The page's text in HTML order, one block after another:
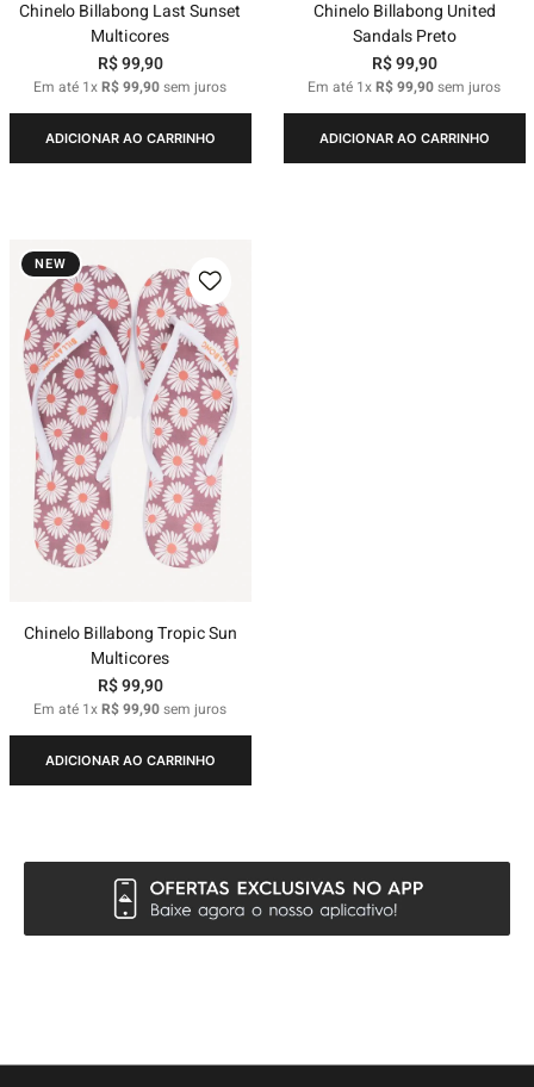
Chinelo Billabong Last Sunset
Multicores
R$99,90
Em até 1xR$99,90sem juros
ADICIONAR AO CARRINHO
Chinelo Billabong United
Sandals Preto
R$99,90
Em até 1xR$99,90sem juros
ADICIONAR AO CARRINHO
NEW
Chinelo Billabong Tropic Sun
Multicores
R$99,90
Em até 1xR$99,90sem juros
ADICIONAR AO CARRINHO